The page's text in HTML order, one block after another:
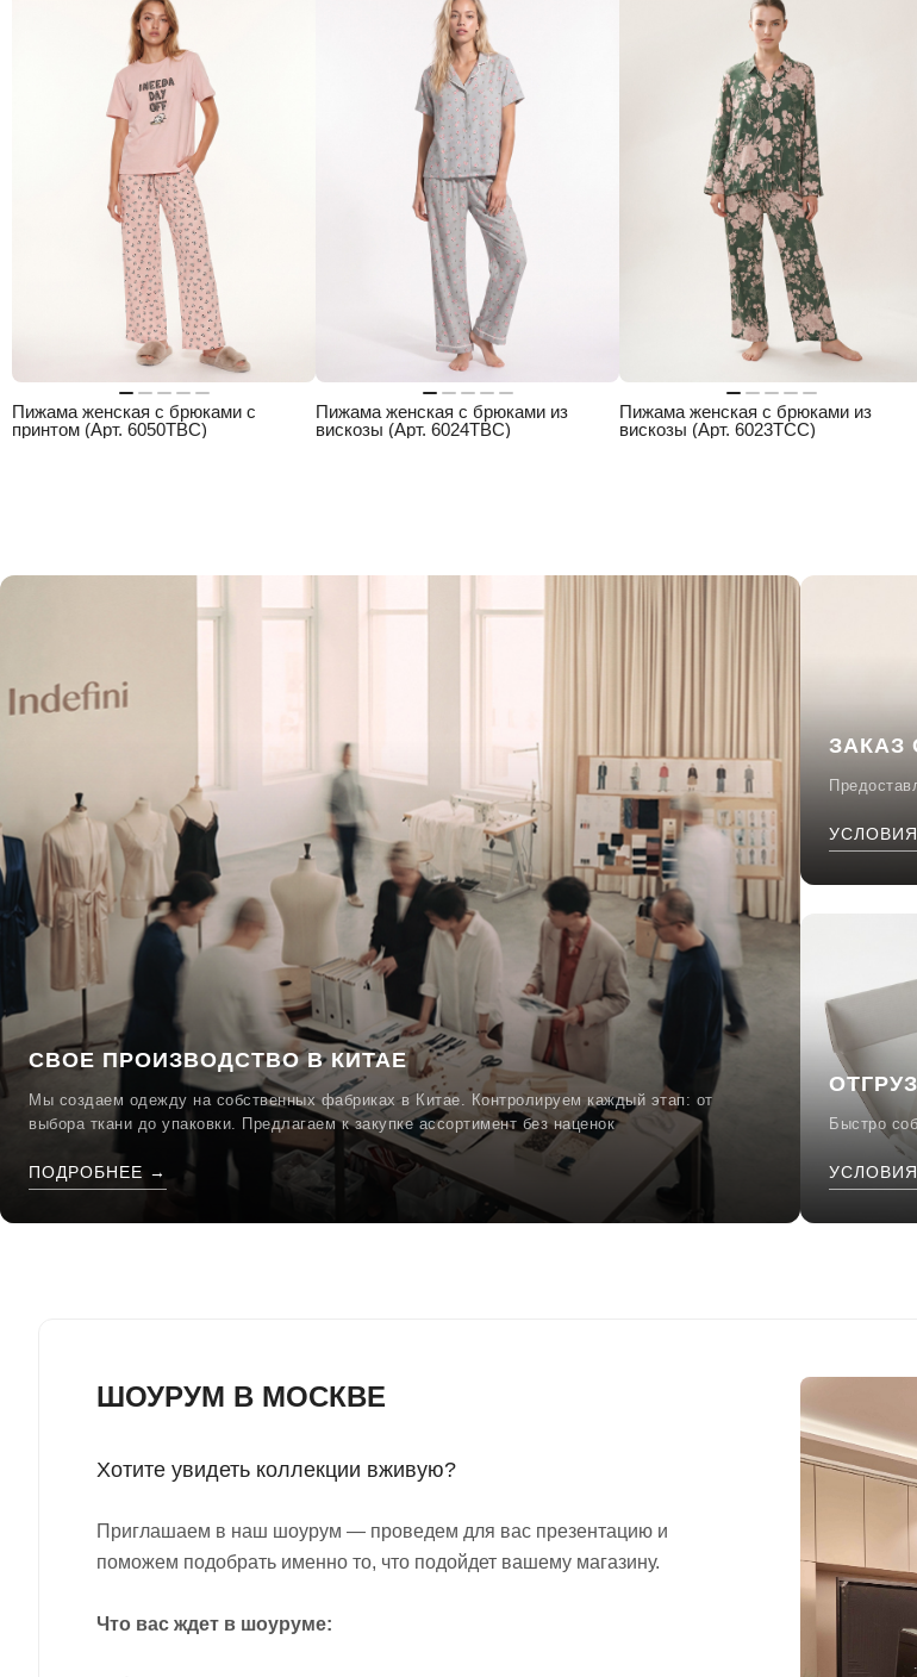
Пижама женская с брюками с
принтом (Арт. 6050TBC)
Пижама женская с брюками из
вискозы (Арт. 6024TBC)
Пижама женская с брюками из
вискозы (Арт. 6023TCC)
СВОЕ ПРОИЗВОДСТВО В КИТАЕ
Мы создаем одежду на собственных фабриках в Китае. Контролируем каждый этап: от
выбора ткани до упаковки. Предлагаем к закупке ассортимент без наценок
ПОДРОБНЕЕ →
ЗАКАЗ
Быстро
ШОУРУМ В МОСКВЕ
Хотите увидеть коллекции вживую?
Приглашаем в наш шоурум — проведем для вас презентацию и
поможем подобрать именно то, что подойдет вашему магазину.
Что вас ждет в шоуруме: